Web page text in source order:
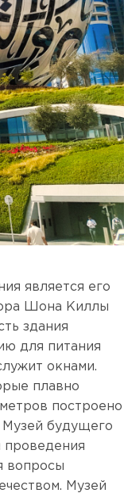
является его
Шона Киллы
здания
для питания
окнами.
плавно
построено
Музей будущего
проведения
вопросы
Музей